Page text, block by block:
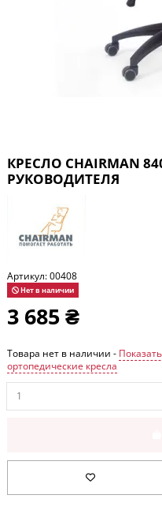
КРЕСЛО CHAIRMAN
РУКОВОДИТЕЛЯ
Артикул:00408
Нет в наличии
3 685 ₴
Товара нет в наличии -
ортопедические кресла